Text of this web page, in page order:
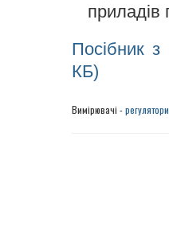
приладів
Посібник
КБ)
Вимірювачі -